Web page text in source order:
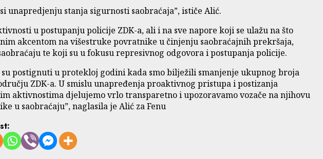
unapredjenju stanja sigurnosti saobraćaja”, ističe Alić.
u postupanju policije ZDK-a, ali i na sve napore koji se ulažu na što
akcentom na višestruke povratnike u činjenju saobraćajnih prekršaja,
te koji su u fokusu represivnog odgovora i postupanja policije.
postignuti u protekloj godini kada smo bilježili smanjenje ukupnog broja
ZDK-a. U smislu unapređenja proaktivnog pristupa i postizanja
aktivnostima djelujemo vrlo transparetno i upozoravamo vozače na njihovu
u saobraćaju”, naglasila je Alić za Fenu